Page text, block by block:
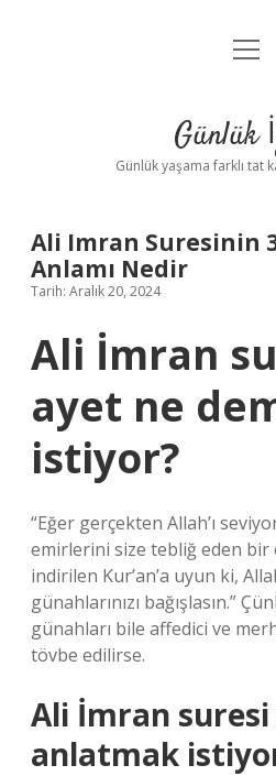
Anasayfa
Yasal
Günlük
Günlük yaşama farklı tat
Ali Imran Suresinin
Anlamı Nedir
Tarih: Aralık 20, 2024
Ali İmran
ayet ne
istiyor?
“Eğer gerçekten Allah’ı
emirlerini size tebliğ eden bir
indirilen Kur’an’a uyun ki,
günahlarınızı bağışlasın.”
günahları bile affedici ve
tövbe edilirse.
Ali İmran suresi
anlatmak